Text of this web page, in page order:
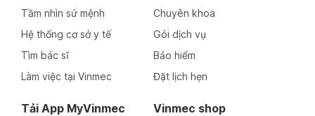
Tầm nhìn sứ mệnh
Hệ thống cơ sở y tế
Tìm bác sĩ
Làm việc tại Vinmec
Chuyên khoa
Gói dịch vụ
Bảo hiểm
Đặt lịch hẹn
Tải App MyVinmec Vinmec shop